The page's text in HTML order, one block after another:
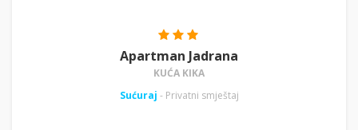
Apartman Jadrana
KUĆA KIKA
Sućuraj - Privatni smještaj